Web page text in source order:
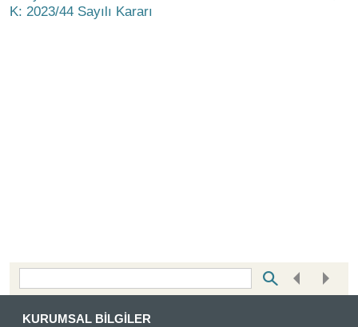
K: 2023/44 Sayılı Kararı
KURUMSAL BİLGİLER